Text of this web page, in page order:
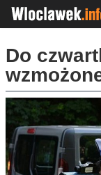
Do